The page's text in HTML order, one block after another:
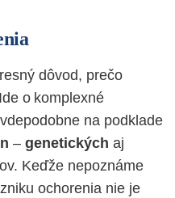
dôvod, prečo
o komplexné
na podklade
– genetických aj
Keďže nepoznáme
ochorenia nie je